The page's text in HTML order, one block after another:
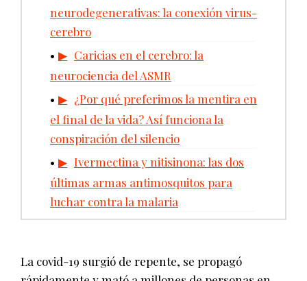
neurodegenerativas: la conexión virus-
cerebro
Caricias en el cerebro: la
neurociencia del ASMR
¿Por qué preferimos la mentira en
el final de la vida? Así funciona la
conspiración del silencio
Ivermectina y nitisinona: las dos
últimas armas antimosquitos para
luchar contra la malaria
La covid-19 surgió de repente, se propagó